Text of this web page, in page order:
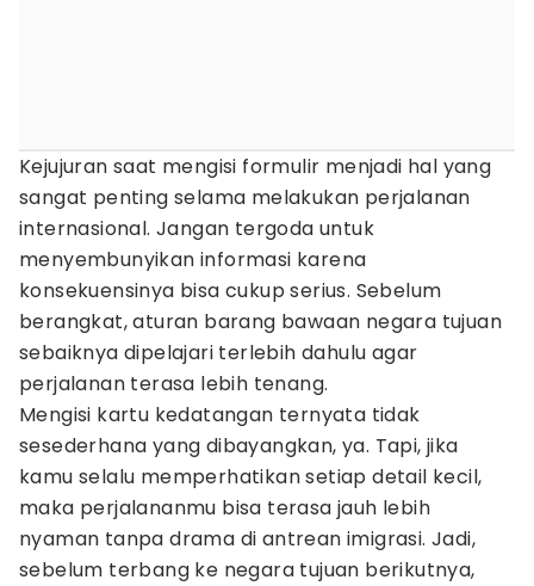
Kejujuran saat mengisi formulir menjadi hal yang
sangat penting selama melakukan perjalanan
internasional. Jangan tergoda untuk
menyembunyikan informasi karena
konsekuensinya bisa cukup serius. Sebelum
berangkat, aturan barang bawaan negara tujuan
sebaiknya dipelajari terlebih dahulu agar
perjalanan terasa lebih tenang.
Mengisi kartu kedatangan ternyata tidak
sesederhana yang dibayangkan, ya. Tapi, jika
kamu selalu memperhatikan setiap detail kecil,
maka perjalananmu bisa terasa jauh lebih
nyaman tanpa drama di antrean imigrasi. Jadi,
sebelum terbang ke negara tujuan berikutnya,